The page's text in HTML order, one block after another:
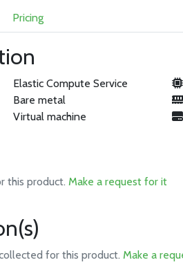
Pricing
Elastic Compute Service
Bare metal
Virtual machine
this product.Make a request for it
for this product.Make a